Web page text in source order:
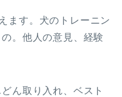
ます。犬のトレーニン
。他人の意見、経験
ん取り入れ、ベスト